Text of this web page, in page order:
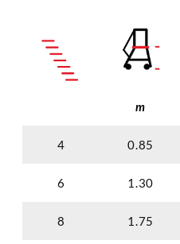
m
4 0.85
6 1.30
8 1.75